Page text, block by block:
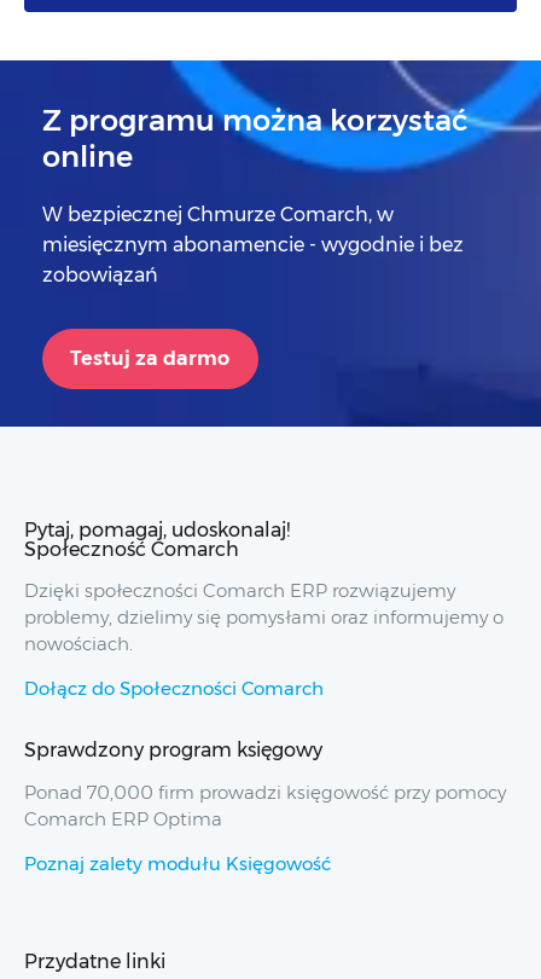
Z programu można korzystać
online
W bezpiecznej Chmurze Comarch, w
miesięcznym abonamencie - wygodnie i bez
zobowiązań
Testuj za darmo
Pytaj, pomagaj, udoskonalaj!
Społeczność Comarch
Dzięki społeczności Comarch ERP rozwiązujemy
problemy, dzielimy się pomysłami oraz informujemy o
nowościach.
Dołącz do Społeczności Comarch
Sprawdzony program księgowy
Ponad 70,000 firm prowadzi księgowość przy pomocy
Comarch ERP Optima
Poznaj zalety modułu Księgowość
Przydatne linki